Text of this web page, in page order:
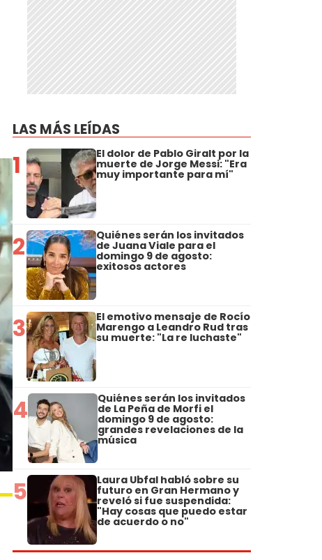
LAS MÁS LEÍDAS
1 El dolor de Pablo Giralt por la
muerte de Jorge Messi: "Era
muy importante para mí"
2 Quiénes serán los invitados
de Juana Viale para el
domingo 9 de agosto:
exitosos actores
3 El emotivo mensaje de Rocío
Marengo a Leandro Rud tras
su muerte: "La re luchaste"
4 Quiénes serán los invitados
de La Peña de Morfi el
domingo 9 de agosto:
grandes revelaciones de la
música
5 Laura Ubfal habló sobre su
futuro en Gran Hermano y
reveló si fue suspendida:
"Hay cosas que puedo estar
de acuerdo o no"